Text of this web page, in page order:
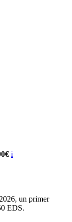
i
un primer
EDS.